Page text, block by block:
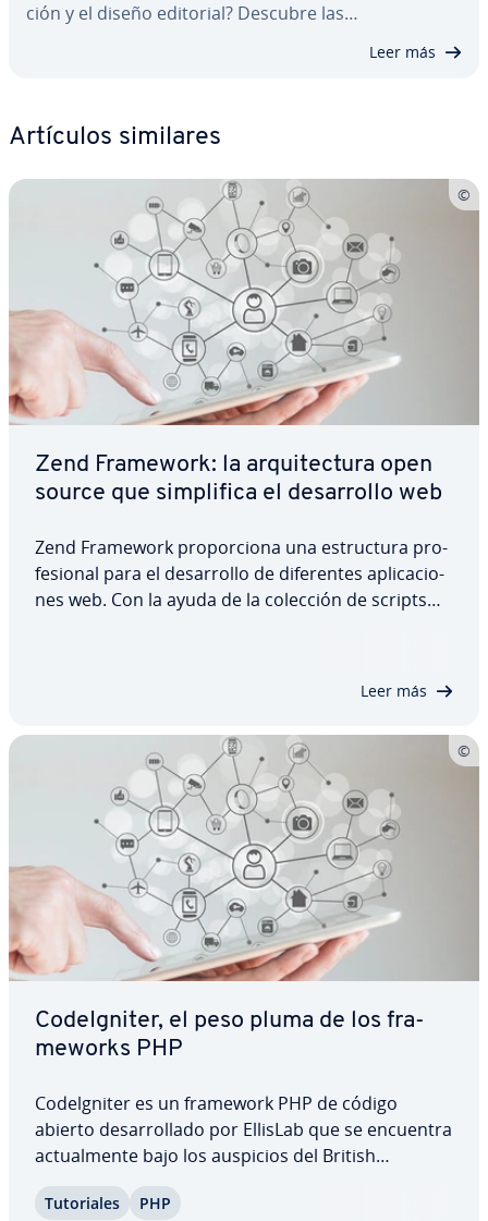
ción y el diseño editorial? Descubre las…
Leer más
Artículos similares
Zend Framework: la ar­qui­te­c­tu­ra open
source que si­m­pli­fi­ca el de­sa­rro­llo web
Zend Framework pro­po­r­cio­na una es­tru­c­tu­ra pro­
fe­sio­nal para el de­sa­rro­llo de di­fe­re­n­tes apli­ca­cio­
nes web. Con la ayuda de la colección de scripts
Leer más
Co­deI­g­ni­ter, el peso pluma de los fra­
me­wo­r­ks PHP
Co­de­l­g­ni­ter es un framework PHP de código
abierto de­sa­rro­lla­do por EllisLab que se encuentra
ac­tua­l­me­n­te bajo los auspicios del British
ligero se basa en un patrón de ar­qui­te­c­tu­ra MVC,
Tu­to­ria­les PHP